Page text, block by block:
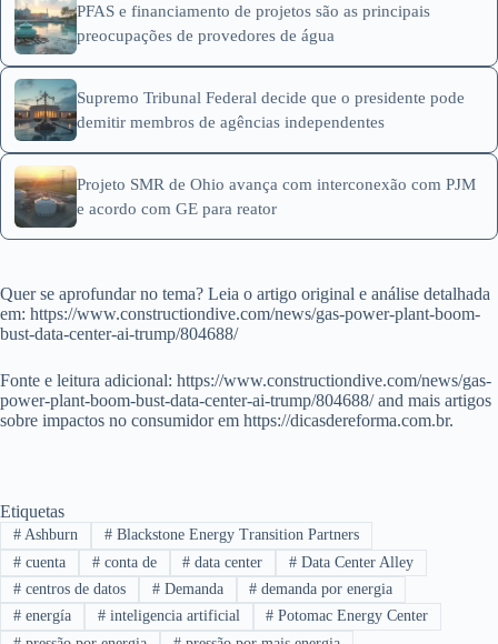
PFAS e financiamento de projetos são as principais
preocupações de provedores de água
Supremo Tribunal Federal decide que o presidente pode
demitir membros de agências independentes
Projeto SMR de Ohio avança com interconexão com PJM
e acordo com GE para reator
Quer se aprofundar no tema? Leia o artigo original e análise detalhada
em: https://www.constructiondive.com/news/gas-power-plant-boom-
bust-data-center-ai-trump/804688/
Fonte e leitura adicional: https://www.constructiondive.com/news/gas-
power-plant-boom-bust-data-center-ai-trump/804688/ and mais artigos
sobre impactos no consumidor em https://dicasdereforma.com.br.
Etiquetas
#Ashburn #Blackstone Energy Transition Partners
#cuenta #conta de # data center # Data Center Alley
#centros de datos #Demanda # demanda por energia
#energía #inteligencia artificial # Potomac Energy Center